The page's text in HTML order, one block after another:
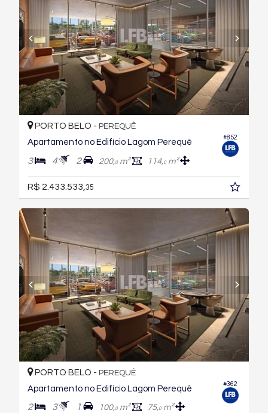
#852
PORTO BELO - PEREQUÊ
Apartamento no Edifício Lagom Perequê
3 4 2 200,0m² 114,0m²
R$ 2.433.533, 35
#362
PORTO BELO - PEREQUÊ
Apartamento no Edifício Lagom Perequê
2 3 1 100,0m² 75,0m²